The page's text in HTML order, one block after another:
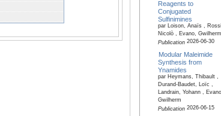
Reagents to
Conjugated
Sulfinimines
par Loison, Anaïs ,
Nicolò , Evano, Gwilherm
Publication2026-06-30
Modular Maleimide
Synthesis from
Ynamides
par Heymans, Thibault ,
Durand-Baudet, Loïc ,
Landrain, Yohann ,
Gwilherm
Publication2026-06-15